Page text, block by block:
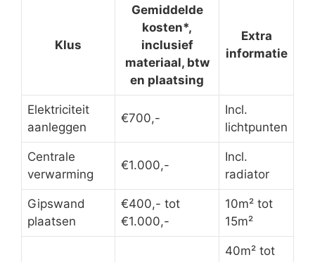
Klus
Gemiddelde
kosten*,
inclusief
materiaal, btw
en plaatsing
Extra
informatie
Elektriciteit
aanleggen
€700,-
Incl.
lichtpunten
Centrale
verwarming
€1.000,-
Incl.
radiator
Gipswand
plaatsen
€400,- tot
€1.000,-
10m² tot
15m²
40m² tot